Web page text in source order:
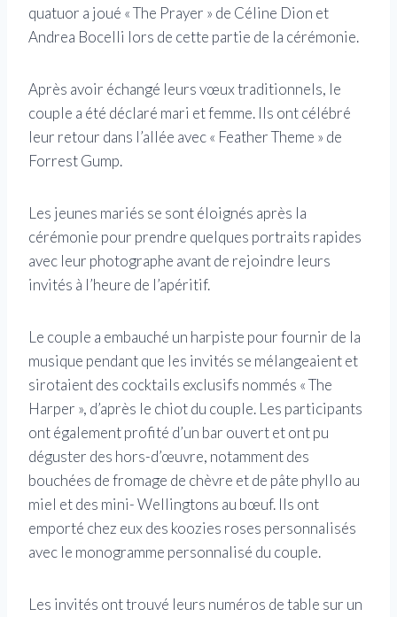
quatuor a joué « The Prayer » de Céline Dion et
Andrea Bocelli lors de cette partie de la cérémonie.
Après avoir échangé leurs vœux traditionnels, le
couple a été déclaré mari et femme. Ils ont célébré
leur retour dans l’allée avec « Feather Theme » de
Forrest Gump.
Les jeunes mariés se sont éloignés après la
cérémonie pour prendre quelques portraits rapides
avec leur photographe avant de rejoindre leurs
invités à l’heure de l’apéritif.
Le couple a embauché un harpiste pour fournir de la
musique pendant que les invités se mélangeaient et
sirotaient des cocktails exclusifs nommés « The
Harper », d’après le chiot du couple. Les participants
ont également profité d’un bar ouvert et ont pu
déguster des hors-d’œuvre, notamment des
bouchées de fromage de chèvre et de pâte phyllo au
miel et des mini- Wellingtons au bœuf. Ils ont
emporté chez eux des koozies roses personnalisés
avec le monogramme personnalisé du couple.
Les invités ont trouvé leurs numéros de table sur un